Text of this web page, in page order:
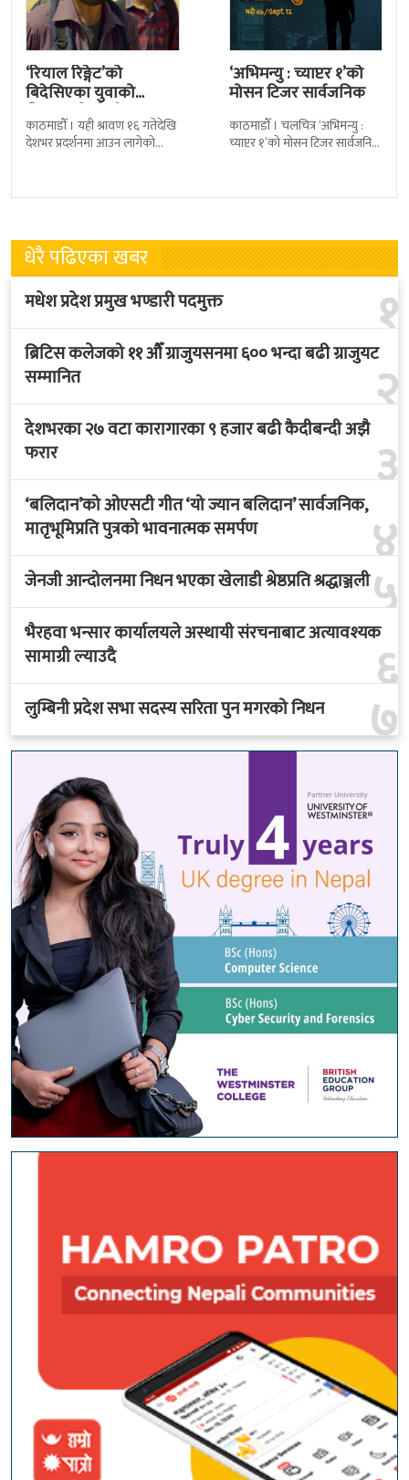
‘रियाल रिङ्गेट’को
बिदेसिएका युवाको
चित्कार बोल्ने गीत ‘आमा’
सार्वजनिक
काठमाडौँ । यही श्रावण १६ गतेदेखि
देशभर प्रदर्शनमा आउन लागेको
‘अभिमन्यु : च्याप्टर १’को
मोसन टिजर सार्वजनिक
काठमाडौँ । चलचित्र ‘अभिमन्यु :
च्याप्टर १’को मोसन टिजर सार्वजनिक
धेरै पढिएका खबर
१
मधेश प्रदेश प्रमुख भण्डारी पदमुक्त
२
ब्रिटिस कलेजको ११ औँ ग्राजुयसनमा ६०० भन्दा बढी ग्राजुयट
सम्मानित
३
देशभरका २७ वटा कारागारका ९ हजार बढी कैदीबन्दी अझै
फरार
४
‘बलिदान’को ओएसटी गीत ‘यो ज्यान बलिदान’ सार्वजनिक,
मातृभूमिप्रति पुत्रको भावनात्मक समर्पण
५
जेनजी आन्दोलनमा निधन भएका खेलाडी श्रेष्ठप्रति श्रद्धाञ्जली
६
भैरहवा भन्सार कार्यालयले अस्थायी संरचनाबाट अत्यावश्यक
सामाग्री ल्याउदै
७
लुम्बिनी प्रदेश सभा सदस्य सरिता पुन मगरको निधन